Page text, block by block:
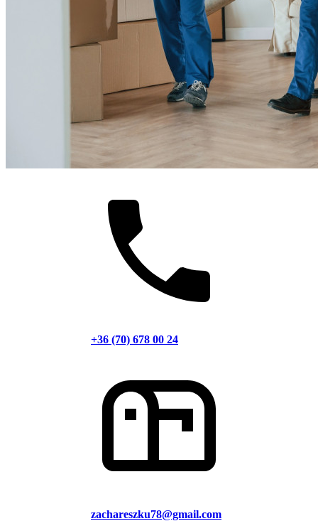
+36 (70) 678 00 24
zachareszku78@gmail.com